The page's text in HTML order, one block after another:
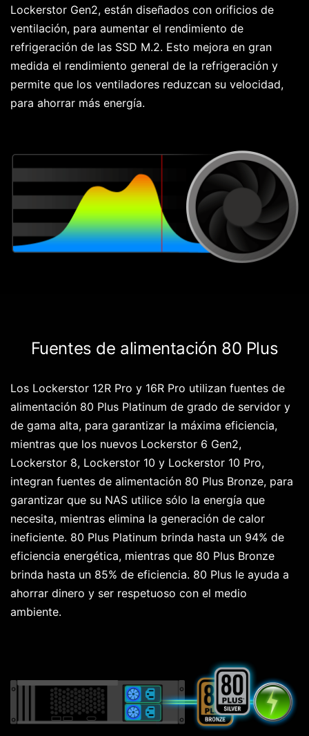
Lockerstor Gen2, están diseñados con orificios de
ventilación, para aumentar el rendimiento de
refrigeración de las SSD M.2. Esto mejora en gran
medida el rendimiento general de la refrigeración y
permite que los ventiladores reduzcan su velocidad,
para ahorrar más energía.
Fuentes de alimentación 80 Plus
Los Lockerstor 12R Pro y 16R Pro utilizan fuentes de
alimentación 80 Plus Platinum de grado de servidor y
de gama alta, para garantizar la máxima eficiencia,
mientras que los nuevos Lockerstor 6 Gen2,
Lockerstor 8, Lockerstor 10 y Lockerstor 10 Pro,
integran fuentes de alimentación 80 Plus Bronze, para
garantizar que su NAS utilice sólo la energía que
necesita, mientras elimina la generación de calor
ineficiente. 80 Plus Platinum brinda hasta un 94% de
eficiencia energética, mientras que 80 Plus Bronze
brinda hasta un 85% de eficiencia. 80 Plus le ayuda a
ahorrar dinero y ser respetuoso con el medio
ambiente.